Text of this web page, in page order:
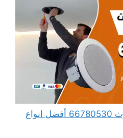
فني سماعات سقف بلوتوث 66780530 أفضل انواع